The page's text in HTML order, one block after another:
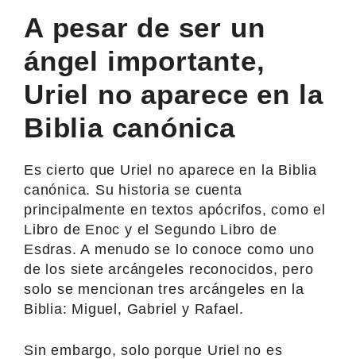
A pesar de ser un
ángel importante,
Uriel no aparece en la
Biblia canónica
Es cierto que Uriel no aparece en la Biblia
canónica. Su historia se cuenta
principalmente en textos apócrifos, como el
Libro de Enoc y el Segundo Libro de
Esdras. A menudo se lo conoce como uno
de los siete arcángeles reconocidos, pero
solo se mencionan tres arcángeles en la
Biblia: Miguel, Gabriel y Rafael.
Sin embargo, solo porque Uriel no es